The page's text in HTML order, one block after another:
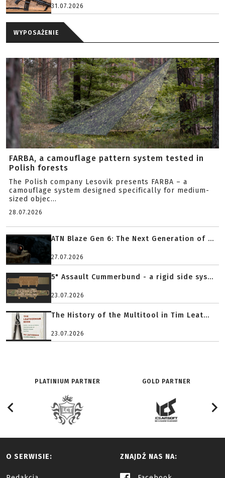
31.07.2026
WYPOSAŻENIE
FARBA, a camouflage pattern system tested in
Polish forests
The Polish company Lesovik presents FARBA – a
camouflage system designed specifically for medium-
sized objec...
28.07.2026
ATN Blaze Gen 6: The Next Generation of ...
27.07.2026
5" Assault Cummerbund - a rigid side sys...
23.07.2026
The History of the Multitool in Tim Leat...
23.07.2026
PLATINIUM PARTNER GOLD PARTNER
O SERWISIE: ZNAJDŹ NAS NA: